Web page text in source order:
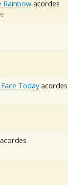
Rainbow acordes
Today acordes
acordes